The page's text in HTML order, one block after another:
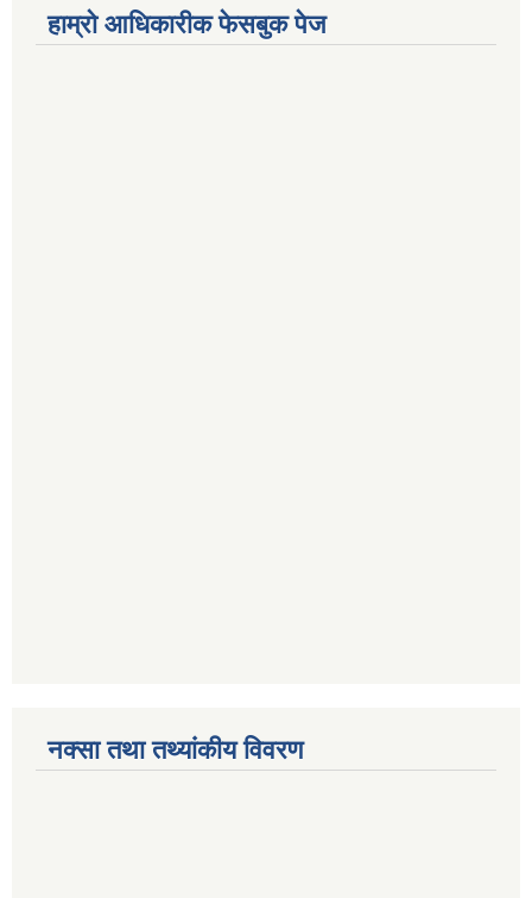
हाम्राे आधिकारीक फेसबुक पेज
नक्सा तथा तथ्यांकीय विवरण